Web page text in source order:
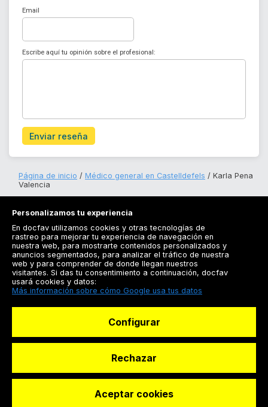
Email
Escribe aquí tu opinión sobre el profesional:
Enviar reseña
Página de inicio Médico general en Castelldefels
Karla Pena
Valencia
Registrarse
Docfav
© Dashboard Technologies S.L
Personalizamos tu experiencia
En docfav utilizamos cookies y otras tecnologías de
rastreo para mejorar tu experiencia de navegación en
nuestra web, para mostrarte contenidos personalizados y
anuncios segmentados, para analizar el tráfico de nuestra
web y para comprender de donde llegan nuestros
visitantes. Si das tu consentimiento a continuación, docfav
usará cookies y datos:
Más información sobre cómo Google usa tus datos
Configurar
Rechazar
Aceptar cookies